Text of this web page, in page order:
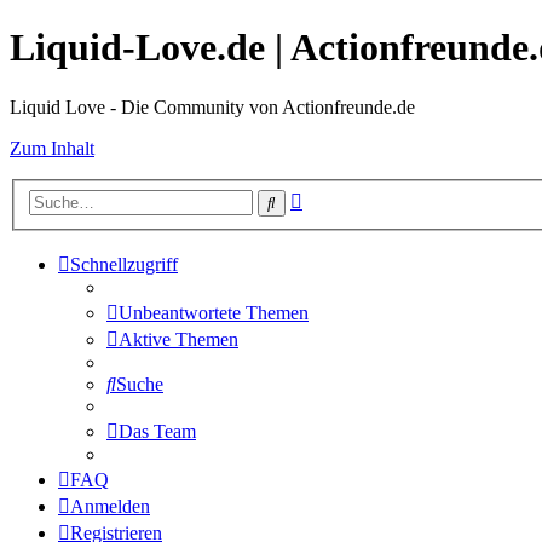
Liquid-Love.de |
Liquid Love - Die Community von Actionfreunde.de
Zum Inhalt
Suche
Schnellzugriff
Unbeantwortete Themen
Aktive Themen
Suche
Das Team
FAQ
Anmelden
Registrieren